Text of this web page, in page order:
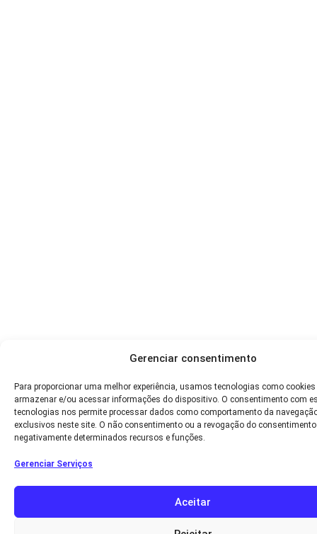
Gerenciar consentimento
Para proporcionar uma melhor experiência, usamos tecnologias como cookies
armazenar e/ou acessar informações do dispositivo. O consentimento com
tecnologias nos permite processar dados como comportamento da
exclusivos neste site. O não consentimento ou a revogação do
negativamente determinados recursos e funções.
Gerenciar Serviços
Aceitar